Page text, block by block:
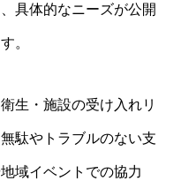
具体的なニーズが公開
。
生・施設の受け入れリ
駄やトラブルのない支
域イベントでの協力